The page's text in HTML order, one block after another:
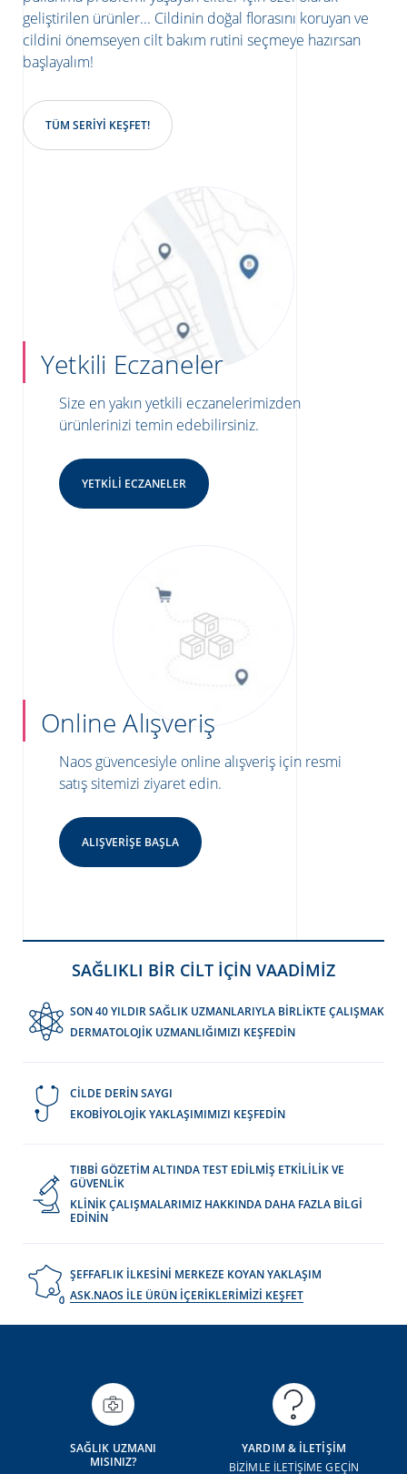
geliştirilen ürünler... Cildinin doğal florasını koruyan ve
cildini önemseyen cilt bakım rutini seçmeye hazırsan
başlayalım!
TÜM SERIYI KEŞFET!
Yetkili Eczaneler
Size en yakın yetkili eczanelerimizden
ürünlerinizi temin edebilirsiniz.
YETKILI ECZANELER
Online Alışveriş
Naos güvencesiyle online alışveriş için resmi
satış sitemizi ziyaret edin.
ALIŞVERIŞE BAŞLA
SAĞLIKLI BİR CİLT İÇİN VAADİMİZ
SON 40 YILDIR SAĞLIK UZMANLARIYLA BİRLİKTE ÇALIŞMAK
DERMATOLOJİK UZMANLIĞIMIZI KEŞFEDİN
CİLDE DERİN SAYGI
EKOBİYOLOJİK YAKLAŞIMIMIZI KEŞFEDİN
TIBBİ GÖZETİM ALTINDA TEST EDİLMİŞ ETKİLİLİK VE
GÜVENLİK
KLİNİK ÇALIŞMALARIMIZ HAKKINDA DAHA FAZLA BİLGİ
EDİNİN
ŞEFFAFLIK İLKESİNİ MERKEZE KOYAN YAKLAŞIM
ASK.NAOS İLE ÜRÜN İÇERİKLERİMİZİ KEŞFET
SAĞLIK UZMANI
MISINIZ?
YARDIM & İLETİŞİM
BİZİMLE İLETİŞİME GEÇİN